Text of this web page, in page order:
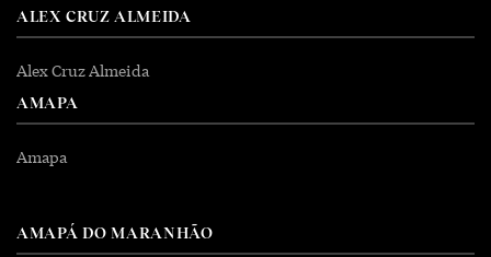
ALEX CRUZ ALMEIDA
Alex Cruz Almeida
AMAPA
Amapa
AMAPÁ DO MARANHÃO